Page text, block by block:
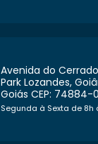
Avenida do
Park Lozandes,
Goiás CEP: 74884-
Segunda à Sexta de 8h